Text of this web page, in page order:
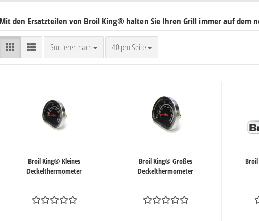
Mit den Ersatzteilen von Broil King® halten Sie Ihren Grill immer auf dem
Sortieren nach
Sortieren nach 40 pro Seite
pro Seite
Broil King® Kleines
Deckelthermometer
Broil King® Großes
Deckelthermometer